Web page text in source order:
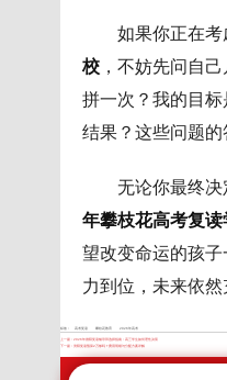
如果你正在考
校，不妨先问自
拼一次？我的目
结果？这些问题的
无论你最终决
年攀枝花高考复读
望改变命运的孩
力到位，未来依然
标签： 高考复读 攀枝花教育 2026年高考
上一篇： 2026年德阳复读辅导班选择指南：高三学生如何理性决策
下一篇：
资阳复读预算2万够吗？费用明细与分配方案详解